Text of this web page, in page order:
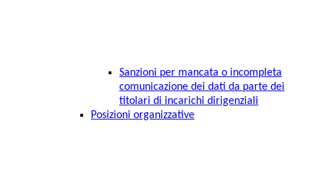
Sanzioni per mancata o incompleta
comunicazione dei dati da parte dei
titolari di incarichi dirigenziali
Posizioni organizzative